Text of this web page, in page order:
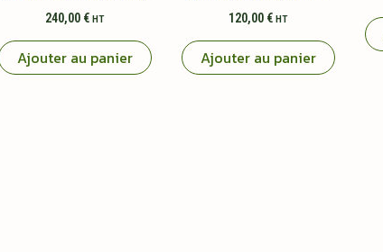
240,00 € HT
Ajouter au panier
120,00 € HT
Ajouter au panier